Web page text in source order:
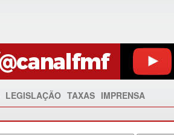
LEGISLAÇÃO TAXAS IMPRENSA